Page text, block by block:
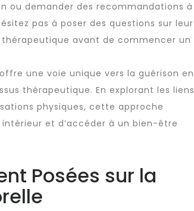
ou demander des recommandations à
pas à poser des questions sur leur
avant de commencer un
une voie unique vers la guérison en
thérapeutique. En explorant les liens
physiques, cette approche
et d’accéder à un bien-être
Posées sur la